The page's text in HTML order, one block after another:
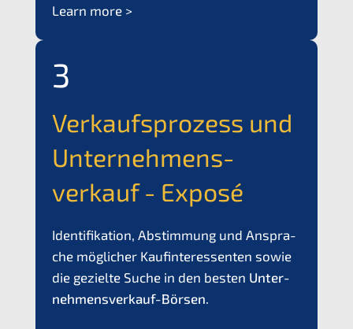
Learn more >
3
Verkaufs­pro­zess und
Unter­nehmens­
verkauf - Exposé
Identi­fi­ka­ti­on, Abstim­mung und Anspra­
che mögli­cher Kaufin­ter­es­sen­ten sowie
die geziel­te Suche in den besten Unter­
nehmens­verkauf-Börsen